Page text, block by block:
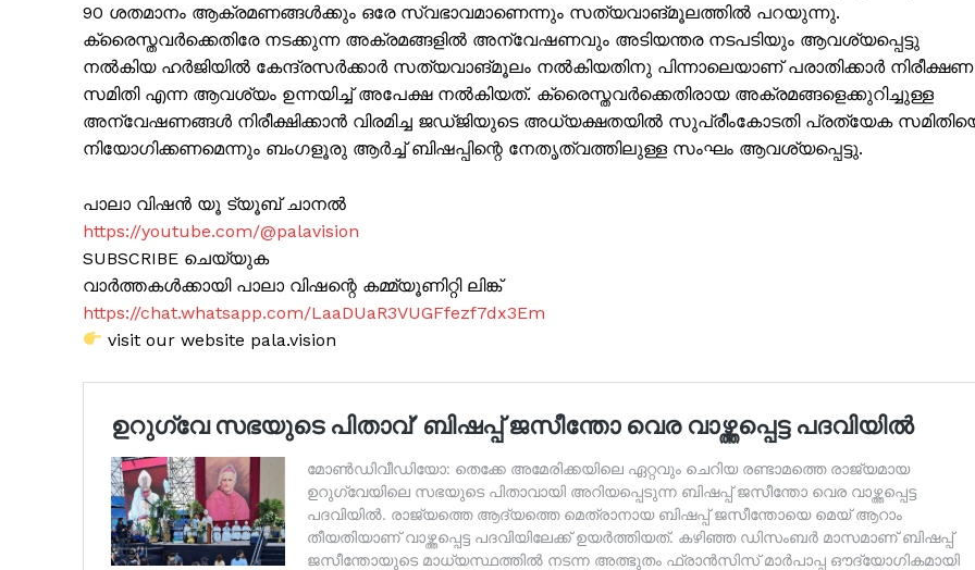
SUBSCRIBE NOW
Grievance Redressal
90 ശതമാനം ആക്രമണങ്ങൾക്കും ഒരേ സ്വഭാവമാണെന്നും സത്യവാങ്മൂലത്തിൽ പറയുന്നു.
ക്രൈസ്തവർക്കെതിരേ നടക്കുന്ന അക്രമങ്ങളിൽ അന്വേഷണവും അടിയന്തര നടപടിയും ആവശ്യപ്പെട്ടു
നൽകിയ ഹർജിയിൽ കേന്ദ്രസർക്കാർ സത്യവാങ്മൂലം നൽകിയതിനു പിന്നാലെയാണ് പരാതിക്കാർ നിരീക്ഷണ
സമിതി എന്ന ആവശ്യം ഉന്നയിച്ച് അപേക്ഷ നൽകിയത്. ക്രൈസ്തവർക്കെതിരായ അക്രമങ്ങളെക്കുറിച്ചുള്ള
അന്വേഷണങ്ങൾ നിരീക്ഷിക്കാൻ വിരമിച്ച ജഡ്ജിയുടെ അധ്യക്ഷതയിൽ സുപ്രീംകോടതി പ്രത്യേക
നിയോഗിക്കണമെന്നും ബംഗളൂരു ആർച്ച് ബിഷപ്പിന്റെ നേതൃത്വത്തിലുള്ള സംഘം ആവശ്യപ്പെട്ടു.
പാലാ വിഷൻ യൂ ട്യൂബ് ചാനൽ
https://youtube.com/@palavision
SUBSCRIBE ചെയ്യുക
വാർത്തകൾക്കായി പാലാ വിഷന്റെ കമ്മ്യൂണിറ്റി ലിങ്ക്
https://chat.whatsapp.com/LaaDUaR3VUGFfezf7dx3Em
visit our website pala.vision